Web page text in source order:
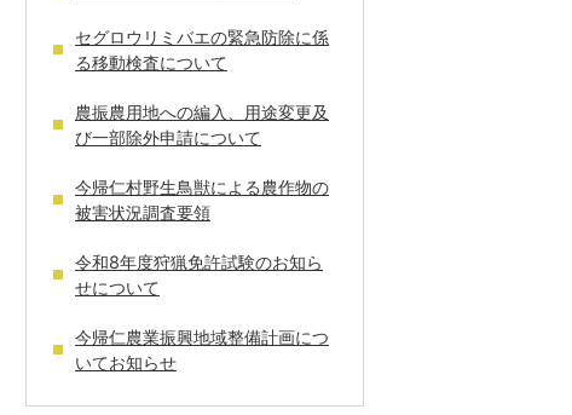
セグロウリミバエの緊急防除に係
る移動検査について
農振農用地への編入、用途変更及
び一部除外申請について
今帰仁村野生鳥獣による農作物の
被害状況調査要領
令和8年度狩猟免許試験のお知ら
せについて
今帰仁農業振興地域整備計画につ
いてお知らせ